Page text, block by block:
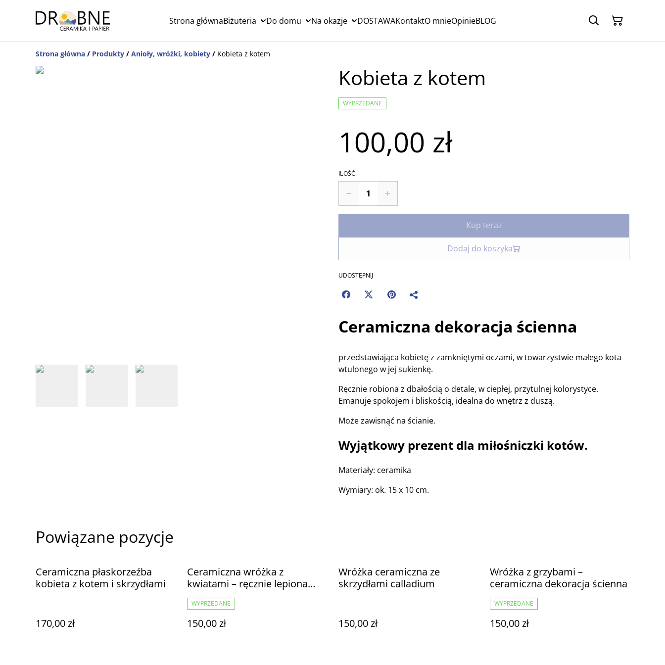
Strona głównaBiżuteria Do domu Na okazje DOSTAWAKontaktO mnieOpinieBLOG
Strona główna / Produkty / Anioły, wróżki, kobiety / Kobieta z kotem
Kobieta z kotem
WYPRZEDANE
100,00 zł
ILOŚĆ
Kup teraz
Dodaj do koszyka
UDOSTĘPNIJ
Ceramiczna dekoracja ścienna
przedstawiająca kobietę z zamkniętymi oczami, w towarzystwie małego kota
wtulonego w jej sukienkę.
Ręcznie robiona z dbałością o detale, w ciepłej, przytulnej kolorystyce.
Emanuje spokojem i bliskością, idealna do wnętrz z duszą.
Może zawisnąć na ścianie.
Wyjątkowy prezent dla miłośniczki kotów.
Materiały: ceramika
Wymiary: ok. 15 x 10 cm.
Powiązane pozycje
Ceramiczna płaskorzeźba
kobieta z kotem i skrzydłami
170,00 zł
Ceramiczna wróżka z
kwiatami – ręcznie lepiona
ozdoba ścienna
WYPRZEDANE
150,00 zł
Wróżka ceramiczna ze
skrzydłami calladium
150,00 zł
Wróżka z grzybami –
ceramiczna dekoracja ścienna
WYPRZEDANE
150,00 zł